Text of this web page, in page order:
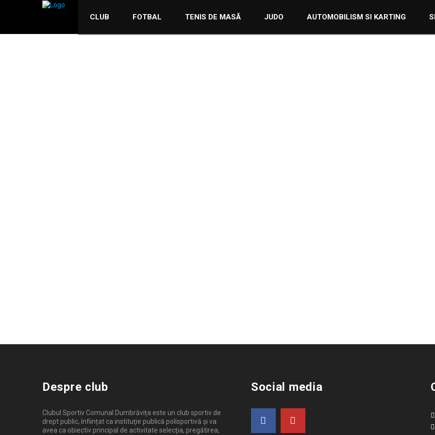
CLUB FOTBAL TENIS DE MASĂ JUDO AUTOMOBILISM SI KARTING
11 FEBRUARIE 2026 FOTBAL 4 IANUARIE 2022
Despre club
Clubul Sportiv Comunal Dumbrăvița este un club sportiv de
drept public, înființat ca instituţie publică polisportivă și va
avea ca obiectiv principal de activitate selecţia, pregătirea,
Social media